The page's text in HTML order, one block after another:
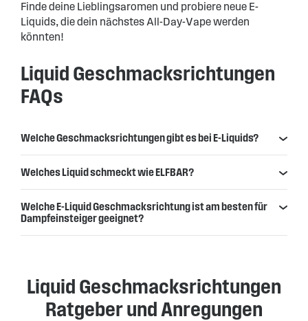
Finde deine Lieblingsaromen und probiere neue E-
Liquids, die dein nächstes All-Day-Vape werden
könnten!
Liquid Geschmacksrichtungen
FAQs
Welche Geschmacksrichtungen gibt es bei E-Liquids?
Welches Liquid schmeckt wie ELFBAR?
Welche E-Liquid Geschmacksrichtung ist am besten für
Dampfeinsteiger geeignet?
Liquid Geschmacksrichtungen
Ratgeber und Anregungen